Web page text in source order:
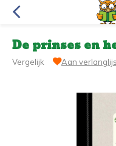
De prinses en
Vergelijk Aan